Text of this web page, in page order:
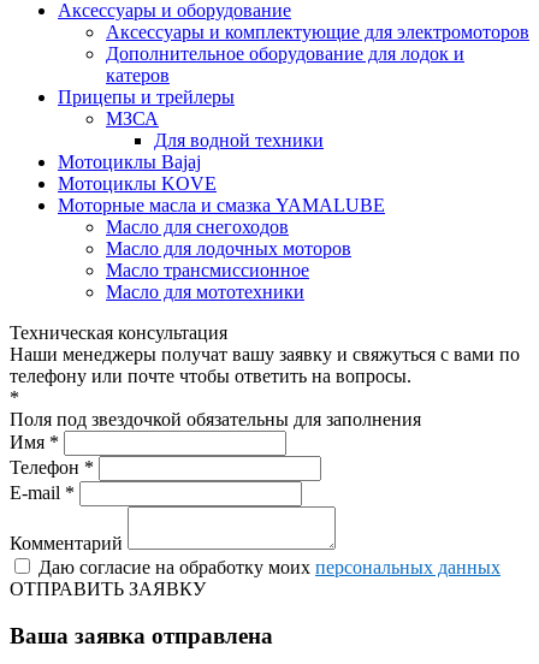
Аксессуары и оборудование
Аксессуары и комплектующие для электромоторов
Дополнительное оборудование для лодок и
катеров
Прицепы и трейлеры
МЗСА
Для водной техники
Мотоциклы Bajaj
Мотоциклы KOVE
Моторные масла и смазка YAMALUBE
Масло для снегоходов
Масло для лодочных моторов
Масло трансмиссионное
Масло для мототехники
Техническая консультация
Наши менеджеры получат вашу заявку и свяжуться с вами по
телефону или почте чтобы ответить на вопросы.
*
Поля под звездочкой обязательны для заполнения
Имя *
Телефон *
E-mail *
Комментарий
Даю согласие на обработку моих персональных данных
ОТПРАВИТЬ ЗАЯВКУ
Ваша заявка отправлена